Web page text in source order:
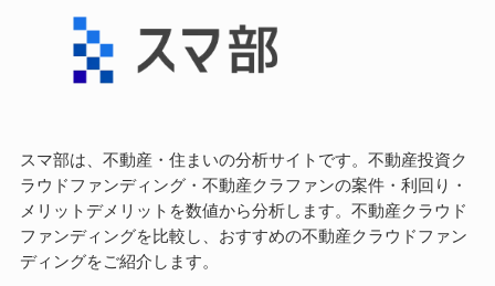
スマ部は、不動産・住まいの分析サイトです。不動産投資ク
ラウドファンディング・不動産クラファンの案件・利回り・
メリットデメリットを数値から分析します。不動産クラウド
ファンディングを比較し、おすすめの不動産クラウドファン
ディングをご紹介します。